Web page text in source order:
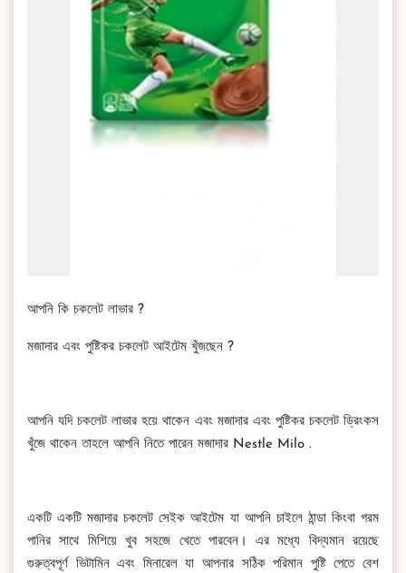
আপনি কি চকলেট লাভার ?
মজাদার এবং পুষ্টিকর চকলেট আইটেম খুঁজছেন ?
আপনি যদি চকলেট লাভার হয়ে থাকেন এবং মজাদার এবং পুষ্টিকর চকলেট ড্রিংকস
খুঁজে থাকেন তাহলে আপনি নিতে পারেন মজাদার Nestle Milo .
একটি একটি মজাদার চকলেট সেইক আইটেম যা আপনি চাইলে ঠান্ডা কিংবা গরম
পানির সাথে মিশিয়ে খুব সহজে খেতে পারবেন। এর মধ্যে বিদ্যমান রয়েছে
গুরুত্বপূর্ণ ভিটামিন এবং মিনারেল যা আপনার সঠিক পরিমান পুষ্টি পেতে বেশ